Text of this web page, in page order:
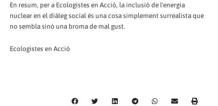
En resum, per a Ecologistes en Acció, la inclusió de l'energia
nuclear en el diàleg social és una cosa simplement surrealista que
no sembla sinó una broma de mal gust.
Ecologistes en Acció